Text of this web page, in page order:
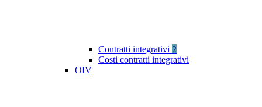
Contratti integrativi 2
Costi contratti integrativi
OIV